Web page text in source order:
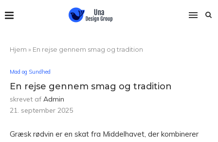
Hjem » En rejse gennem smag og tradition
Mad og Sundhed
En rejse gennem smag og tradition
skrevet af Admin
21. september 2025
Græsk rødvin er en skat fra Middelhavet, der kombinerer